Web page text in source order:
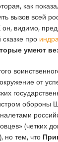
как
вызов всей
видимо,
про
умеют
от
обороны
(четких
но тем, что